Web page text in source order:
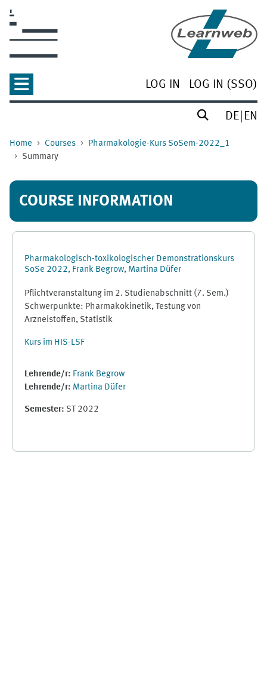
LOG IN LOG IN (SSO)
DE EN
Home Courses
Pharmakologie-Kurs SoSem-2022_1
Summary
COURSE INFORMATION
Pharmakologisch-toxikologischer Demonstrationskurs
SoSe 2022, Frank Begrow, Martina Düfer
Pflichtveranstaltung im 2. Studienabschnitt (7. Sem.)
Schwerpunkte: Pharmakokinetik, Testung von
Arzneistoffen, Statistik
Kurs im HIS-LSF
Lehrende/r: Frank Begrow
Lehrende/r: Martina Düfer
Semester: ST 2022